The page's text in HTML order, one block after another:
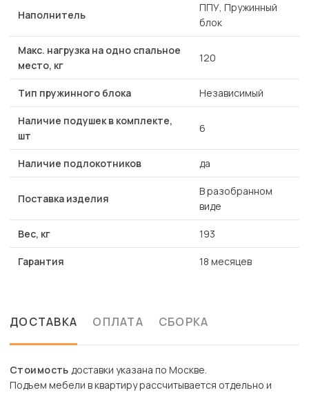
Наполнитель
ППУ, Пружинный
блок
Макс. нагрузка на одно спальное
место, кг
120
Тип пружинного блока Независимый
Наличие подушек в комплекте,
шт
6
Наличие подлокотников да
Поставка изделия
В разобранном
виде
Вес, кг 193
Гарантия 18 месяцев
ДОСТАВКА ОПЛАТА СБОРКА
Стоимость доставки указана по Москве.
Подъем мебели в квартиру рассчитывается отдельно и